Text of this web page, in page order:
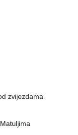
zvijezdama